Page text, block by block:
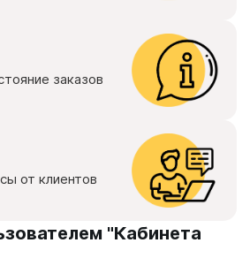
заказов
от клиентов
"Кабинета